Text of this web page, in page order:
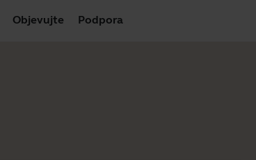
Objevujte Podpora